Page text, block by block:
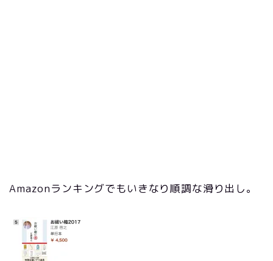
Amazonランキングでもいきなり順調な滑り出し。